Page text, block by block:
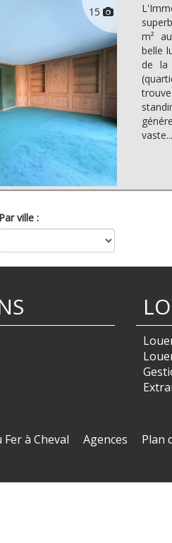
15
m²
belle
de la
vaste...
Par ville :
à Cheval Agences Plan